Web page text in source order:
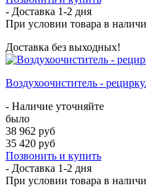
- Доставка 1-2 дня
При условии товара в
Доставка без выходных!
Воздухоочиститель -
- Наличие уточняйте
было
38 962 руб
35 420 руб
Позвонить и купить
- Доставка 1-2 дня
При условии товара в